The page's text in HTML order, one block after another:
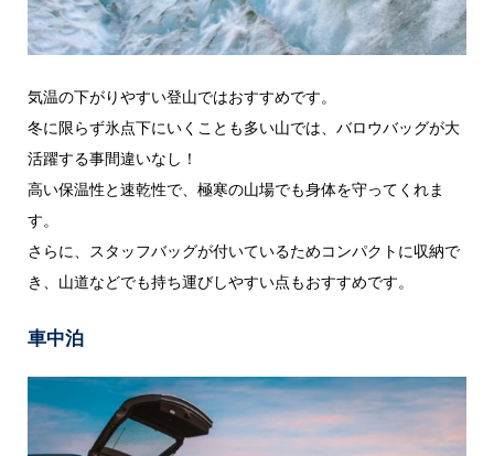
気温の下がりやすい登山ではおすすめです。
冬に限らず氷点下にいくことも多い山では、バロウバッグが大
活躍する事間違いなし！
高い保温性と速乾性で、極寒の山場でも身体を守ってくれま
す。
さらに、スタッフバッグが付いているためコンパクトに収納で
き、山道などでも持ち運びしやすい点もおすすめです。
車中泊